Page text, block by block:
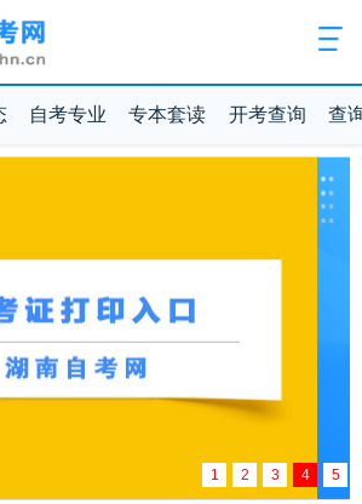
自考专业 专本套读 开考查询 查
1 2 3 4 5